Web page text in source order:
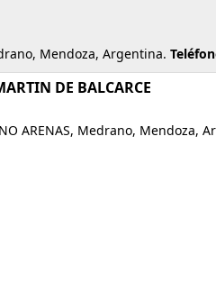
Mendoza, Argentina.
DE BALCARCE
ARENAS, Medrano, Mendoza,